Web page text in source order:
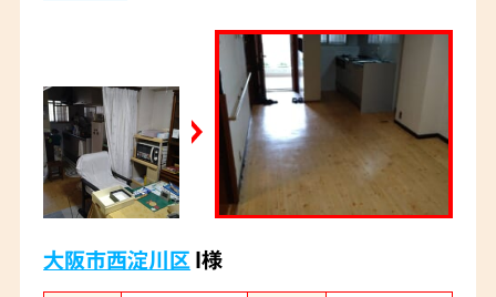
大阪市西淀川区I様